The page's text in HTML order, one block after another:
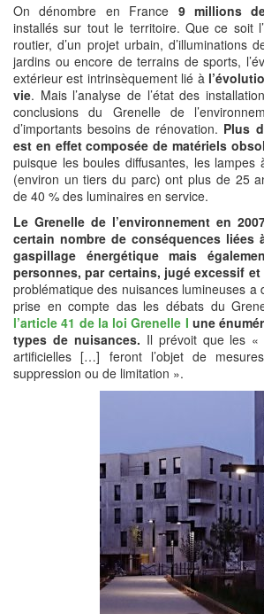
On dénombre en France 9 millions
installés sur tout le territoire. Que ce soit
routier, d’un projet urbain, d’illuminations
jardins ou encore de terrains de sports,
extérieur est intrinsèquement lié à
vie. Mais l’analyse de l’état des
conclusions du Grenelle de
d’importants besoins de rénovation. Plus
est en effet composée de matériels
puisque les boules diffusantes, les lampes
(environ un tiers du parc) ont plus de 25
de 40 % des luminaires en service.
Le Grenelle de l’environnement en
certain nombre de conséquences liées
gaspillage énergétique mais
personnes, par certains, jugé excessif
problématique des nuisances lumineuses a
prise en compte das les débats du
l’article 41 de la loi Grenelle I une
types de nuisances. Il prévoit que les «
artificielles […] feront l’objet de
suppression ou de limitation ».